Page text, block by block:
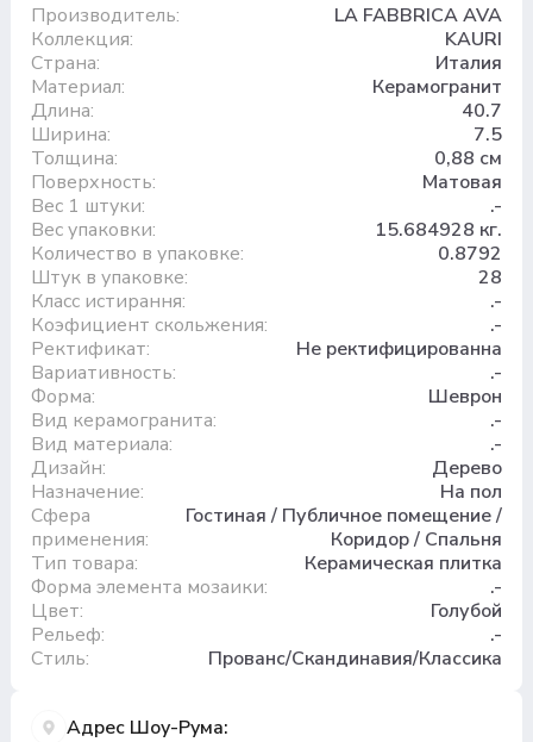
Производитель:
LA FABBRICA AVA
Коллекция:
KAURI
Страна:
Италия
Материал:
Керамогранит
Длина:
40.7
Ширина:
7.5
Толщина:
0,88 см
Поверхность:
Матовая
Вес 1 штуки:
.-
Вес упаковки:
15.684928 кг.
Количество в упаковке:
0.8792
Штук в упаковке:
28
Класс истирання:
.-
Коэфициент скольжения:
.-
Ректификат:
Не ректифицированна
Вариативность:
.-
Форма:
Шеврон
Вид керамогранита:
.-
Вид материала:
.-
Дизайн:
Дерево
Назначение:
На пол
Сфера
применения:
Гостиная / Публичное помещение /
Коридор / Спальня
Тип товара:
Керамическая плитка
Форма элемента мозаики:
.-
Цвет:
Голубой
Рельеф:
.-
Стиль:
Прованс/Скандинавия/Классика
Адрес Шоу-Рума: